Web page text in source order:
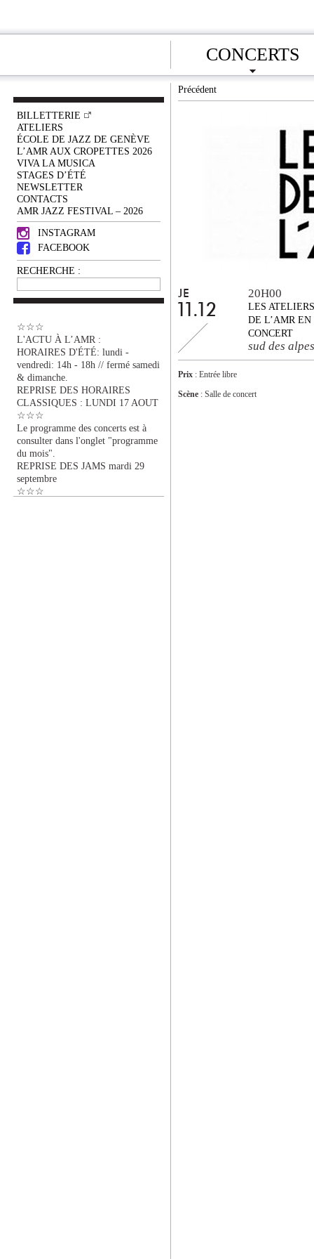
CONCERTS
BILLETTERIE
ATELIERS
ÉCOLE DE JAZZ DE GENÈVE
L’AMR AUX CROPETTES 2026
VIVA LA MUSICA
STAGES D’ÉTÉ
NEWSLETTER
CONTACTS
AMR JAZZ FESTIVAL – 2026
INSTAGRAM
FACEBOOK
RECHERCHE :
☆☆☆
L'ACTU À L’AMR :
HORAIRES D'ÉTÉ: lundi -
vendredi: 14h - 18h // fermé samedi
& dimanche.
REPRISE DES HORAIRES
CLASSIQUES : LUNDI 17 AOUT
☆☆☆
Le programme des concerts est à
consulter dans l'onglet "programme
du mois".
REPRISE DES JAMS mardi 29
septembre
☆☆☆
Précédent
JE
11.12
20H00
LES ATELIERS
DE L’AMR EN
CONCERT
sud des alpes
Prix : Entrée libre
Scène : Salle de concert